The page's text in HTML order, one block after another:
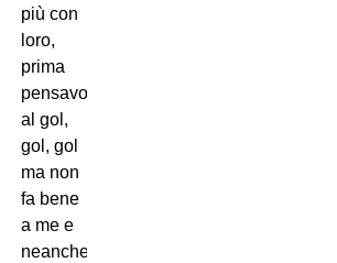
più con
loro,
prima
pensavo
al gol,
gol, gol
ma non
fa bene
a me e
neanche